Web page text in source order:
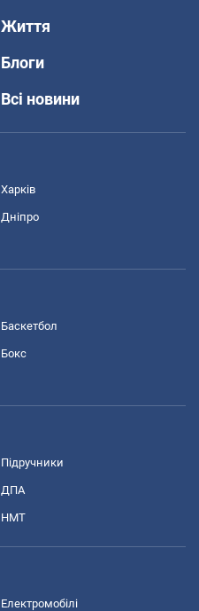
Життя
Блоги
Всі новини
Харків
Дніпро
Баскетбол
Бокс
Підручники
ДПА
НМТ
Електромобілі